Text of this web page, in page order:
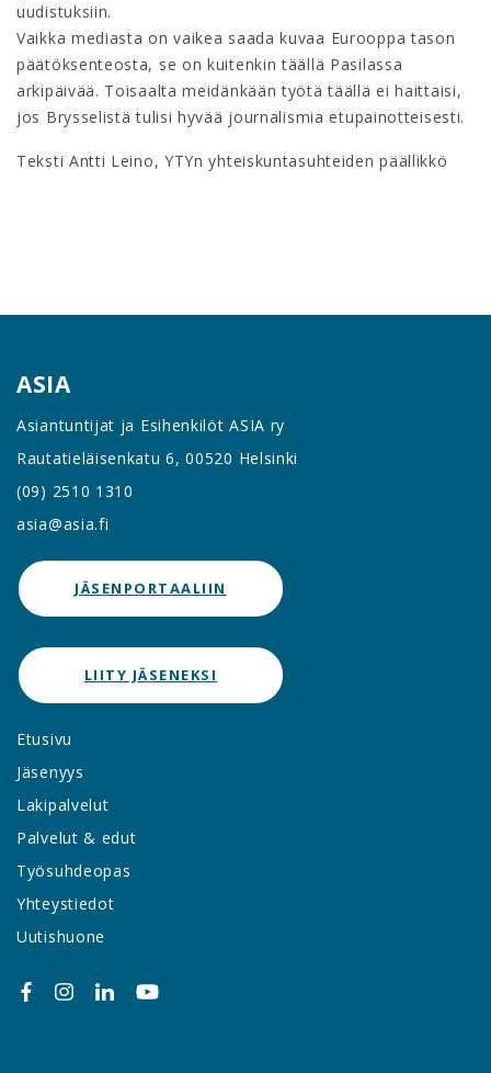
uudistuksiin.
Vaikka mediasta on vaikea saada kuvaa Eurooppa tason
päätöksenteosta, se on kuitenkin täällä Pasilassa
arkipäivää. Toisaalta meidänkään työtä täällä ei haittaisi,
jos Brysselistä tulisi hyvää journalismia etupainotteisesti.
Teksti Antti Leino, YTYn yhteiskuntasuhteiden päällikkö
ASIA
Asiantuntijat ja Esihenkilöt ASIA ry
Rautatieläisenkatu 6, 00520 Helsinki
(09) 2510 1310
asia@asia.fi
JÄSENPORTAALIIN
LIITY JÄSENEKSI
Etusivu
Jäsenyys
Lakipalvelut
Palvelut & edut
Työsuhdeopas
Yhteystiedot
Uutishuone